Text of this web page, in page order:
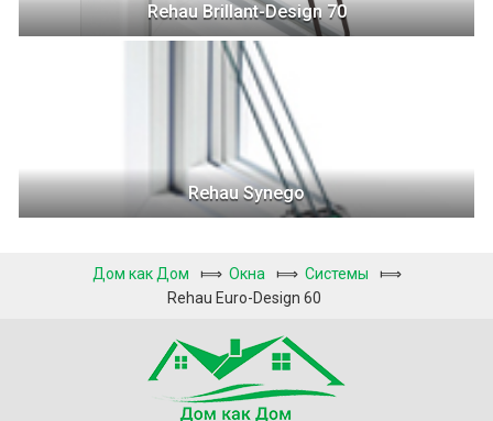
Rehau Brillant-Design 70
Rehau Synego
Дом как Дом ⟾ Окна ⟾ Системы
⟾
Rehau Euro-Design 60